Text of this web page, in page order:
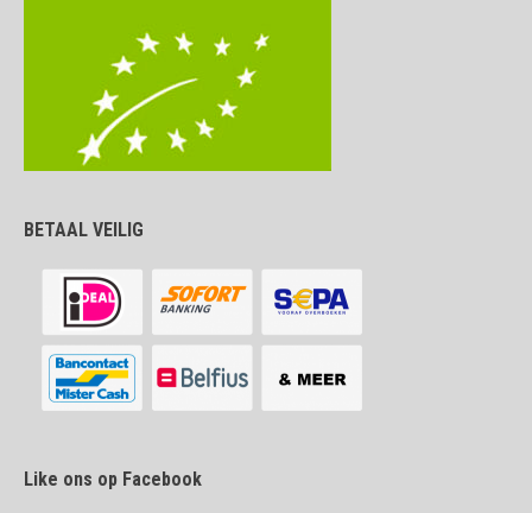
BETAAL VEILIG
Like ons op Facebook